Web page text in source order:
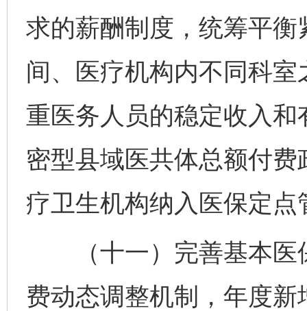
求的薪酬制度，统筹平
间、医疗机构内不同科
重医务人员的稳定收入
密型县域医共体总额付
疗卫生机构纳入医保定点
（十一）完善基本医
费动态调整机制，年度